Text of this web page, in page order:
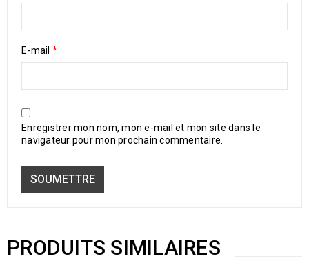
E-mail *
Enregistrer mon nom, mon e-mail et mon site dans le
navigateur pour mon prochain commentaire.
PRODUITS SIMILAIRES